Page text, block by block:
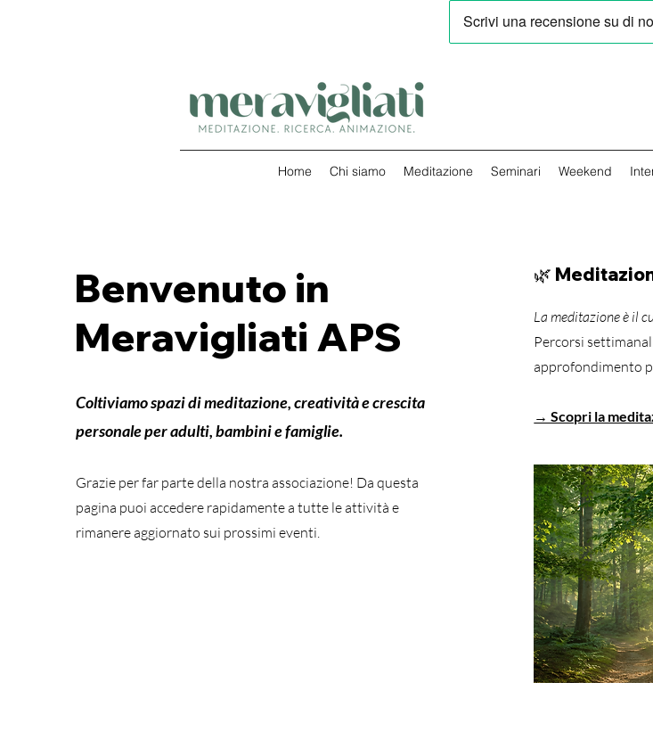
Home Chi siamo Meditazione Seminari Weekend
Benvenuto in
Meravigliati APS
Coltiviamo spazi di meditazione, creatività e crescita
personale per adulti, bambini e famiglie.
Grazie per far parte della nostra associazione! Da questa
pagina puoi accedere rapidamente a tutte le attività e
rimanere aggiornato sui prossimi eventi.
🌿
La meditazione è il
Percorsi
approfondimento
→ Scopri la